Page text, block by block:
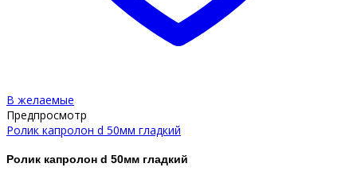
В желаемые
Предпросмотр
Ролик капролон d 50мм гладкий
Ролик капролон d 50мм гладкий